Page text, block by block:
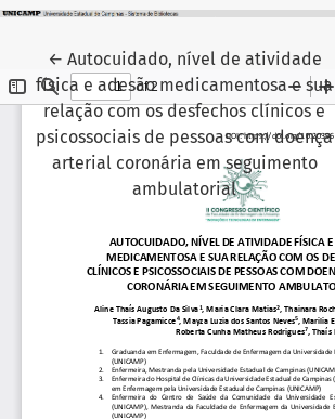
← Voltar aos Detalhes do Artigo
Autocuidado, nível de atividade
física e adesão medicamentosa e sua
relação com os desfechos clínicos e
psicossociais de pessoas com doença
arterial coronária em seguimento
ambulatorial